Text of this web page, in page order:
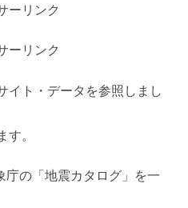
ーリンク
ーリンク
イト・データを参照しまし
。
庁の「地震カタログ」を一